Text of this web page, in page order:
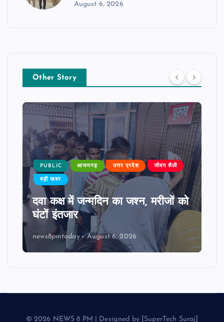
August 6, 2026
Other Story
PUBLIC आजमगढ़ उत्तर प्रदेश जीवन शैली
बड़ी खबर
दवा कक्ष में जन्मदिन का जश्न, मरीजों को
घंटों इंतजार
news8pmtoday August 6, 2026
© 2026 NEWS 8 PM | Designed by [SuperTech Suraj]